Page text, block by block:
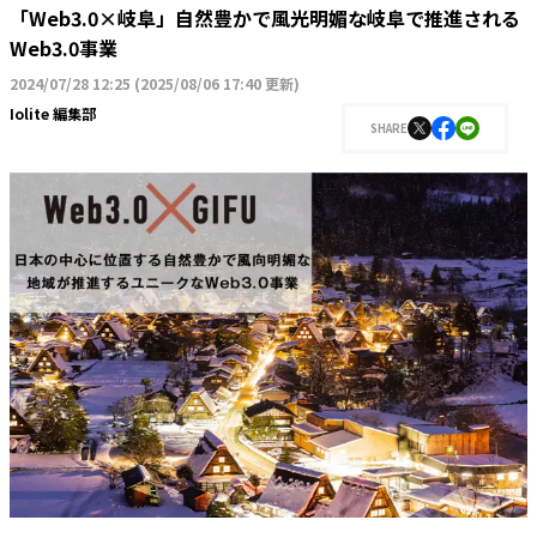
「Web3.0×岐阜」自然豊かで風光明媚な岐阜で推進される
Web3.0事業
2024/07/28 12:25 (2025/08/06 17:40 更新)
Iolite 編集部
SHARE